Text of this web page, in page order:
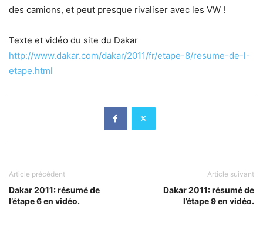
des camions, et peut presque rivaliser avec les VW !
Texte et vidéo du site du Dakar
http://www.dakar.com/dakar/2011/fr/etape-8/resume-de-l-
etape.html
Article précédent
Dakar 2011: résumé de
l’étape 6 en vidéo.
Article suivant
Dakar 2011: résumé de
l’étape 9 en vidéo.